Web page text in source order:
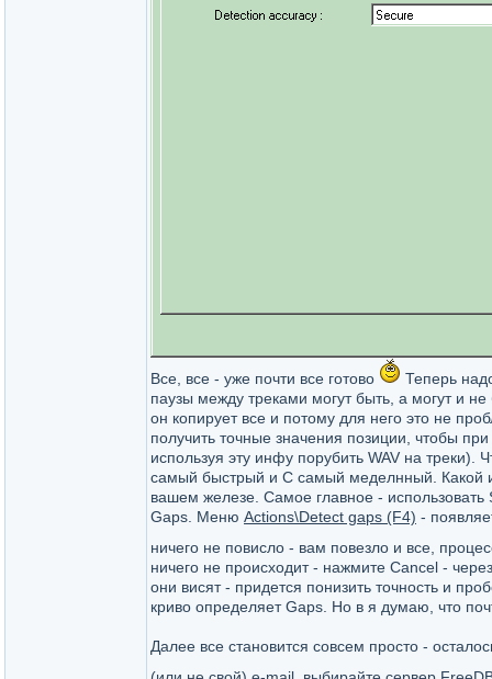
Все, все - уже почти все готово
Теперь
паузы между треками могут быть, а могут и
он копирует все и потому для него это не
получить точные значения позиции, чтобы
используя эту инфу порубить WAV на треки).
самый быстрый и С самый меделнный. Какой
вашем железе. Самое главное - использовать
Gaps. Меню Actions\Detect gaps (F4) -
ничего не повисло - вам повезло и все,
ничего не происходит - нажмите Cancel -
они висят - придется понизить точность и
криво определяет Gaps. Но в я думаю, что
Далее все становится совсем просто -